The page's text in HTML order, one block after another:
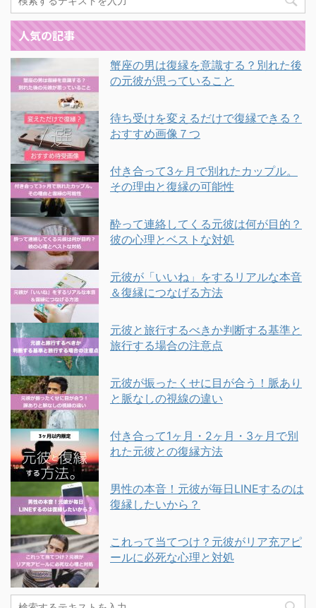
人気の記事
蟹座の男は復縁を意識する？別れた後
の元彼が思っていること
待ち受けを変えるだけで復縁できる？
おすすめ画像７つ
付き合って3ヶ月で別れたカップル。
その理由と復縁の可能性
酔って連絡してくる元彼は何が目的？
彼の心理とベストな対処
元彼が「いいね」をするリアルな本音
＆復縁につなげる方法
元彼と旅行するべきか判断する基準と
旅行する場合の注意点
元彼が振ったくせに目が合う！脈あり
と脈なしの視線の違い
付き合って1ヶ月・2ヶ月・3ヶ月で別
れた元彼との復縁方法
男性の本音！元彼が毎日LINEするのは
復縁したいから？
これって当てつけ？元彼がリア充アピ
ールに必死な心理と対処